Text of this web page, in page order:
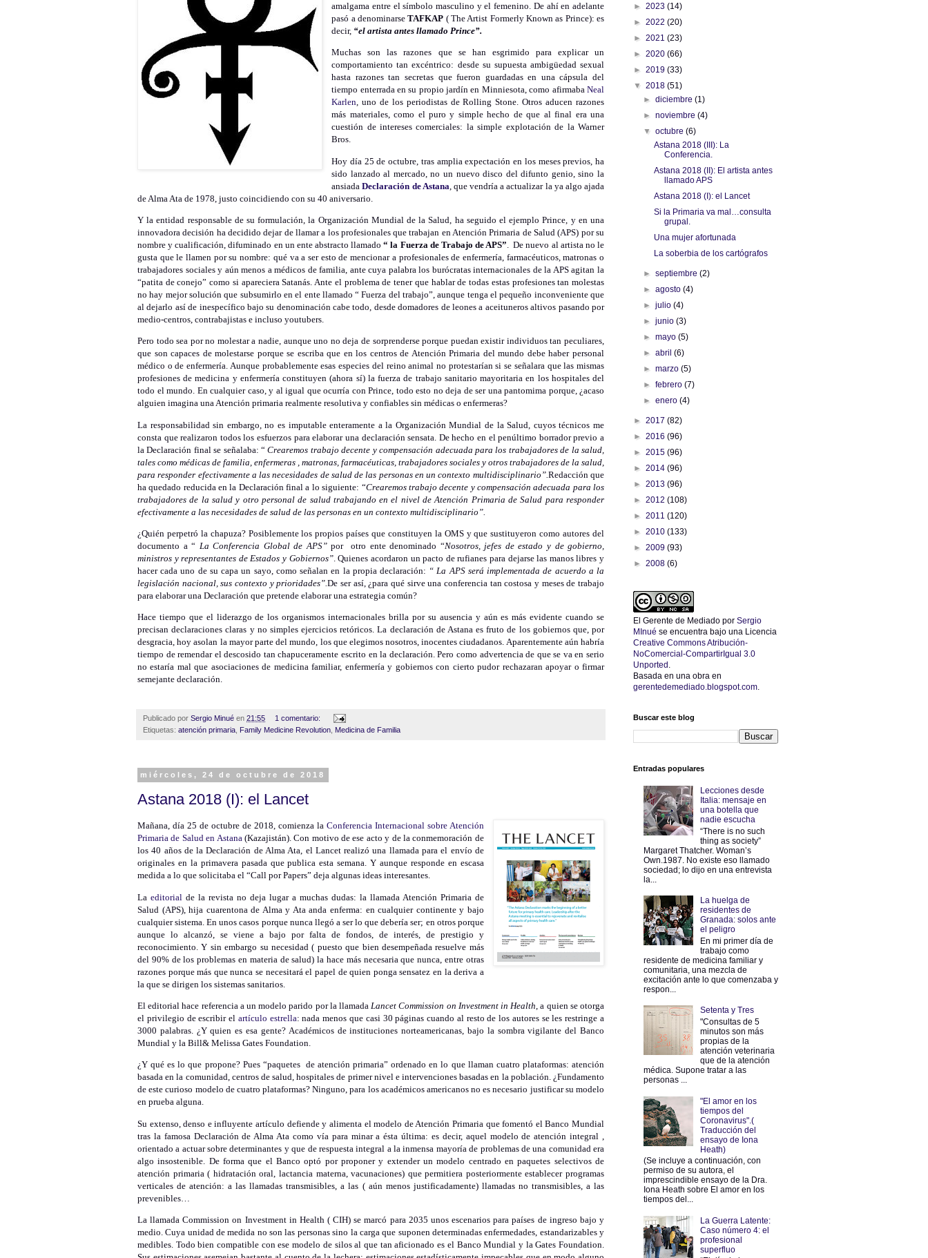
amalgama entre el símbolo masculino y el femenino. De ahí en adelante
pasó a denominarseTAFKAP ( The Artist Formerly Known as Prince): es
decir, “el artista antes llamado Prince”.
Muchas son las razones que se han esgrimido para explicar un
comportamiento tan excéntrico: desde su supuesta ambigüedad sexual
hasta razones tan secretas que fueron guardadas en una cápsula del
tiempo enterrada en su propio jardín en Minniesota, como afirmaba Neal
Karlen, uno de los periodistas de Rolling Stone. Otros aducen razones
más materiales, como el puro y simple hecho de que al final era una
cuestión de intereses comerciales: la simple explotación de la Warner
Bros.
Hoy día 25 de octubre, tras amplia expectación en los meses previos, ha
sido lanzado al mercado, no un nuevo disco del difunto genio, sino la
ansiadaDeclaración de Astana , que vendría a actualizar la ya algo ajada
de Alma Ata de 1978, justo coincidiendo con su 40 aniversario.
Y la entidad responsable de su formulación, la Organización Mundial de la Salud, ha seguido el ejemplo Prince, y en una
innovadora decisión ha decidido dejar de llamar a los profesionales que trabajan en Atención Primaria de Salud (APS) por su
nombre y cualificación, difuminado en un ente abstracto llamado “ la Fuerza de Trabajo de APS”. De nuevo al artista no le
gusta que le llamen por su nombre: qué va a ser esto de mencionar a profesionales de enfermería, farmacéuticos, matronas o
trabajadores sociales y aún menos a médicos de familia, ante cuya palabra los burócratas internacionales de la APS agitan la
“patita de conejo” como si apareciera Satanás. Ante el problema de tener que hablar de todas estas profesiones tan molestas
no hay mejor solución que subsumirlo en el ente llamado “ Fuerza del trabajo”, aunque tenga el pequeño inconveniente que
al dejarlo así de inespecífico bajo su denominación cabe todo, desde domadores de leones a aceituneros altivos pasando por
medio-centros, contrabajistas e incluso youtubers.
Pero todo sea por no molestar a nadie, aunque uno no deja de sorprenderse porque puedan existir individuos tan peculiares,
que son capaces de molestarse porque se escriba que en los centros de Atención Primaria del mundo debe haber personal
médico o de enfermería. Aunque probablemente esas especies del reino animal no protestarían si se señalara que las mismas
profesiones de medicina y enfermería constituyen (ahora sí) la fuerza de trabajo sanitario mayoritaria en los hospitales del
todo el mundo. En cualquier caso, y al igual que ocurría con Prince, todo esto no deja de ser una pantomima porque, ¿acaso
alguien imagina una Atención primaria realmente resolutiva y confiables sin médicas o enfermeras?
La responsabilidad sin embargo, no es imputable enteramente a la Organización Mundial de la Salud, cuyos técnicos me
consta que realizaron todos los esfuerzos para elaborar una declaración sensata. De hecho en el penúltimo borrador previo a
la Declaración final se señalaba: “Crearemos trabajo decente y compensación adecuada para los trabajadores de la salud,
tales como médicas de familia, enfermeras , matronas, farmacéuticas, trabajadores sociales y otros trabajadores de la salud,
para responder efectivamente a las necesidades de salud de las personas en un contexto multidisciplinario”. Redacción que
ha quedado reducida en la Declaración final a lo siguiente: “Crearemos trabajo decente y compensación adecuada para los
trabajadores de la salud y otro personal de salud trabajando en el nivel de Atención Primaria de Salud para responder
efectivamente a las necesidades de salud de las personas en un contexto multidisciplinario”.
¿Quién perpetró la chapuza? Posiblemente los propios países que constituyen la OMS y que sustituyeron como autores del
documento a “ La Conferencia Global de APS”por otro ente denominado “Nosotros, jefes de estado y de gobierno,
ministros y representantes de Estados y Gobiernos”. Quienes acordaron un pacto de rufianes para dejarse las manos libres y
hacer cada uno de su capa un sayo, como señalan en la propia declaración: “ La APS será implementada de acuerdo a la
legislación nacional, sus contexto y prioridades”.De ser así, ¿para qué sirve una conferencia tan costosa y meses de trabajo
para elaborar una Declaración que pretende elaborar una estrategia común?
Hace tiempo que el liderazgo de los organismos internacionales brilla por su ausencia y aún es más evidente cuando se
precisan declaraciones claras y no simples ejercicios retóricos. La declaración de Astana es fruto de los gobiernos que, por
desgracia, hoy asolan la mayor parte del mundo, los que elegimos nosotros, inocentes ciudadanos. Aparentemente aún habría
tiempo de remendar el descosido tan chapuceramente escrito en la declaración. Pero como advertencia de que se va en serio
no estaría mal que asociaciones de medicina familiar, enfermería y gobiernos con cierto pudor rechazaran apoyar o firmar
semejante declaración.
Publicado por Sergio Minué en 21:55
1 comentario:
Etiquetas: atención primaria Family Medicine Revolution Medicina de Familia
miércoles, 24 de octubre de 2018
Astana 2018 (I): el Lancet
Mañana, día 25 de octubre de 2018, comienza la Conferencia Internacional sobre Atención
Primaria de Salud en Astana(Kazajistán). Con motivo de ese acto y de la conmemoración de
los 40 años de la Declaración de Alma Ata, el Lancet realizó una llamada para el envío de
originales en la primavera pasada que publica esta semana. Y aunque responde en escasa
medida a lo que solicitaba el “Call por Papers” deja algunas ideas interesantes.
La editorial de la revista no deja lugar a muchas dudas: la llamada Atención Primaria de
Salud (APS), hija cuarentona de Alma y Ata anda enferma: en cualquier continente y bajo
cualquier sistema. En unos casos porque nunca llegó a ser lo que debería ser; en otros porque
aunque lo alcanzó, se viene a bajo por falta de fondos, de interés, de prestigio y
reconocimiento. Y sin embargo su necesidad ( puesto que bien desempeñada resuelve más
del 90% de los problemas en materia de salud) la hace más necesaria que nunca, entre otras
razones porque más que nunca se necesitará el papel de quien ponga sensatez en la deriva a
la que se dirigen los sistemas sanitarios.
El editorial hace referencia a un modelo parido por la llamadaLancet Commission on Investment in Health, a quien se otorga
el privilegio de escribir el artículo estrella: nada menos que casi 30 páginas cuando al resto de los autores se les restringe a
3000 palabras. ¿Y quien es esa gente? Académicos de instituciones norteamericanas, bajo la sombra vigilante del Banco
Mundial y la Bill& Melissa Gates Foundation.
¿Y qué es lo que propone? Pues “paquetes de atención primaria” ordenado en lo que llaman cuatro plataformas: atención
basada en la comunidad, centros de salud, hospitales de primer nivel e intervenciones basadas en la población. ¿Fundamento
de este curioso modelo de cuatro plataformas? Ninguno, para los académicos americanos no es necesario justificar su modelo
en prueba alguna.
Su extenso, denso e influyente artículo defiende y alimenta el modelo de Atención Primaria que fomentó el Banco Mundial
tras la famosa Declaración de Alma Ata como vía para minar a ésta última: es decir, aquel modelo de atención integral ,
orientado a actuar sobre determinantes y que de respuesta integral a la inmensa mayoría de problemas de una comunidad era
algo insostenible. De forma que el Banco optó por proponer y extender un modelo centrado en paquetes selectivos de
atención primaria ( hidratación oral, lactancia materna, vacunaciones) que permitiera posteriormente establecer programas
verticales de atención: a las llamadas transmisibles, a las ( aún menos justificadamente) llamadas no transmisibles, a las
prevenibles…
La llamada Commission on Investment in Health ( CIH) se marcó para 2035 unos escenarios para países de ingreso bajo y
medio. Cuya unidad de medida no son las personas sino la carga que suponen determinadas enfermedades, estandarizables y
medibles. Todo bien compatible con ese modelo de silos al que tan aficionado es el Banco Mundial y la Gates Foundation.
► 2023 (14)
► 2022 (20)
► 2021 (23)
► 2020 (66)
► 2019 (33)
▼ 2018 (51)
►diciembre(1)
►noviembre(4)
▼octubre(6)
Astana 2018 (III): La
Conferencia.
Astana 2018 (II): El artista antes
llamado APS
Astana 2018 (I): el Lancet
Si la Primaria va mal…consulta
grupal.
Una mujer afortunada
La soberbia de los cartógrafos
►septiembre(2)
►agosto(4)
►julio(4)
►junio(3)
►mayo(5)
►abril(6)
►marzo(5)
►febrero(7)
►enero(4)
► 2017 (82)
► 2016 (96)
► 2015 (96)
► 2014 (96)
► 2013 (96)
► 2012 (108)
► 2011 (120)
► 2010 (133)
► 2009 (93)
► 2008 (6)
El Gerente de Mediado por Sergio
MInué se encuentra bajo una Licencia
Creative Commons Atribución-
NoComercial-CompartirIgual 3.0
Unported
Basada en una obra en
gerentedemediado.blogspot.com
Buscar este blog
Entradas populares
Lecciones desde
Italia: mensaje en
una botella que
nadie escucha
“There is no such
thing as society”
Margaret Thatcher. Woman’s
Own.1987. No existe eso llamado
sociedad; lo dijo en una entrevista
la...
La huelga de
residentes de
Granada: solos ante
el peligro
En mi primer día de
trabajo como
residente de medicina familiar y
comunitaria, una mezcla de
excitación ante lo que comenzaba y
respon...
Setenta y Tres
"Consultas de 5
minutos son más
propias de la
atención veterinaria
que de la atención
médica. Supone tratar a las
personas ...
"El amor en los
tiempos del
Coronavirus".(
Traducción del
ensayo de Iona
Heath)
(Se incluye a continuación, con
permiso de su autora, el
imprescindible ensayo de la Dra.
Iona Heath sobre El amor en los
tiempos del...
La Guerra Latente:
Caso número 4: el
profesional
superfluo